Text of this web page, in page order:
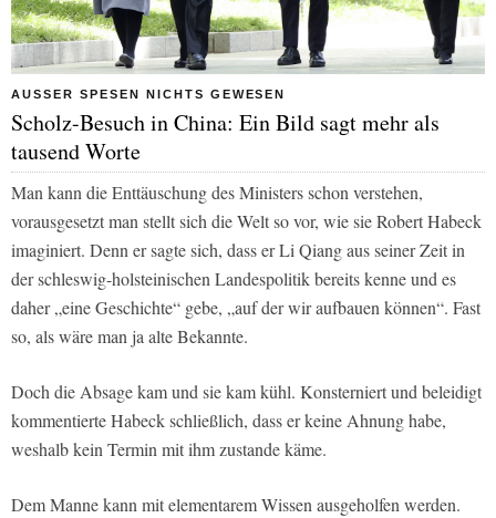
AUSSER SPESEN NICHTS GEWESEN
Scholz-Besuch in China: Ein Bild sagt mehr als
tausend Worte
Man kann die Enttäuschung des Ministers schon verstehen,
vorausgesetzt man stellt sich die Welt so vor, wie sie Robert Habeck
imaginiert. Denn er sagte sich, dass er Li Qiang aus seiner Zeit in
der schleswig-holsteinischen Landespolitik bereits kenne und es
daher „eine Geschichte“ gebe, „auf der wir aufbauen können“. Fast
so, als wäre man ja alte Bekannte.
Doch die Absage kam und sie kam kühl. Konsterniert und beleidigt
kommentierte Habeck schließlich, dass er keine Ahnung habe,
weshalb kein Termin mit ihm zustande käme.
Dem Manne kann mit elementarem Wissen ausgeholfen werden.